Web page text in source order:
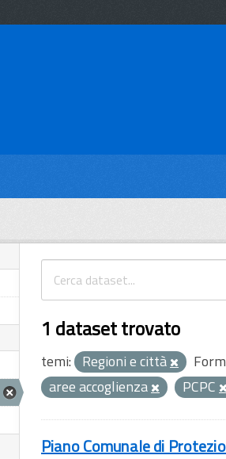
1 dataset trovato
temi: Regioni e città
aree accoglienza
PCPC
Piano Comunale di